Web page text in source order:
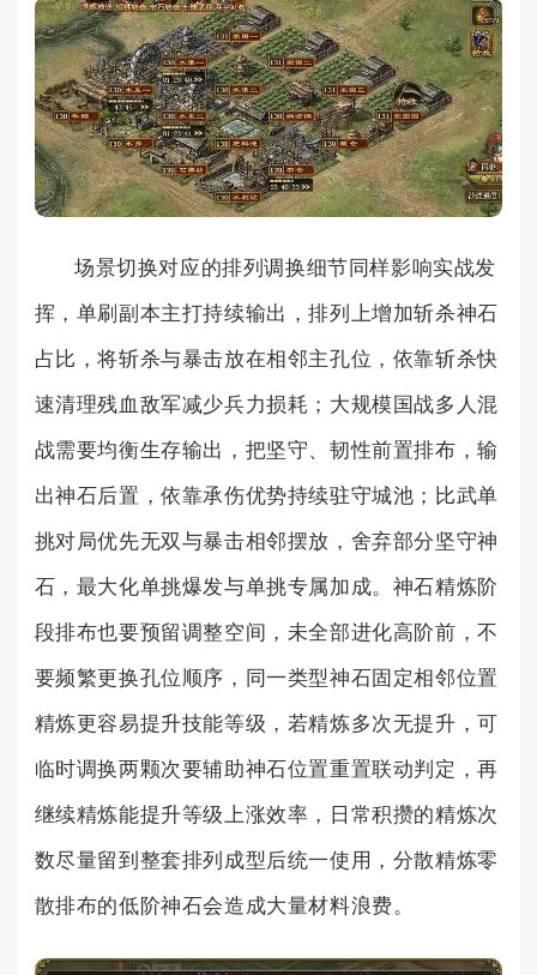
场景切换对应的排列调换细节同样影响实战发
挥，单刷副本主打持续输出，排列上增加斩杀神石
占比，将斩杀与暴击放在相邻主孔位，依靠斩杀快
速清理残血敌军减少兵力损耗；大规模国战多人混
战需要均衡生存输出，把坚守、韧性前置排布，输
出神石后置，依靠承伤优势持续驻守城池；比武单
挑对局优先无双与暴击相邻摆放，舍弃部分坚守神
石，最大化单挑爆发与单挑专属加成。神石精炼阶
段排布也要预留调整空间，未全部进化高阶前，不
要频繁更换孔位顺序，同一类型神石固定相邻位置
精炼更容易提升技能等级，若精炼多次无提升，可
临时调换两颗次要辅助神石位置重置联动判定，再
继续精炼能提升等级上涨效率，日常积攒的精炼次
数尽量留到整套排列成型后统一使用，分散精炼零
散排布的低阶神石会造成大量材料浪费。